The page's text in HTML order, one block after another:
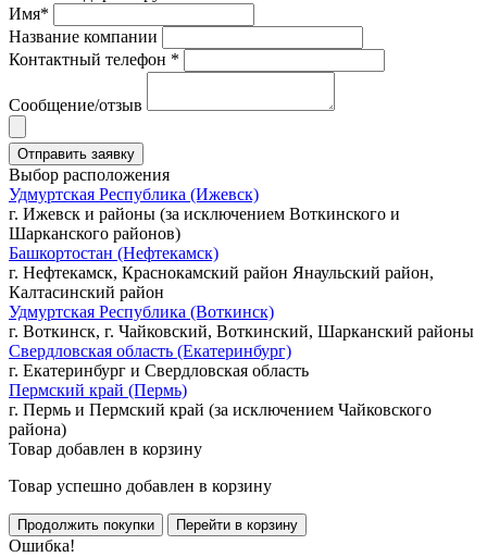
Имя*
Название компании
Контактный телефон *
Сообщение/отзыв
Выбор расположения
Удмуртская Республика (Ижевск)
г. Ижевск и районы (за исключением Воткинского и
Шарканского районов)
Башкортостан (Нефтекамск)
г. Нефтекамск, Краснокамский район Янаульский район,
Калтасинский район
Удмуртская Республика (Воткинск)
г. Воткинск, г. Чайковский, Воткинский, Шарканский районы
Свердловская область (Екатеринбург)
г. Екатеринбург и Свердловская область
Пермский край (Пермь)
г. Пермь и Пермский край (за исключением Чайковского
района)
Товар добавлен в корзину
Товар успешно добавлен в корзину
Ошибка!